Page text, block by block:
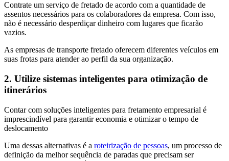
Contrate um serviço de fretado de acordo com a quantidade de
assentos necessários para os colaboradores da empresa. Com isso,
não é necessário desperdiçar dinheiro com lugares que ficarão
vazios.
As empresas de transporte fretado oferecem diferentes veículos em
suas frotas para atender ao perfil da sua organização.
2. Utilize sistemas inteligentes para otimização de
itinerários
Contar com soluções inteligentes para fretamento empresarial é
imprescindível para garantir economia e otimizar o tempo de
deslocamento
Uma dessas alternativas é a roteirização de pessoas, um processo de
definição da melhor sequência de paradas que precisam ser